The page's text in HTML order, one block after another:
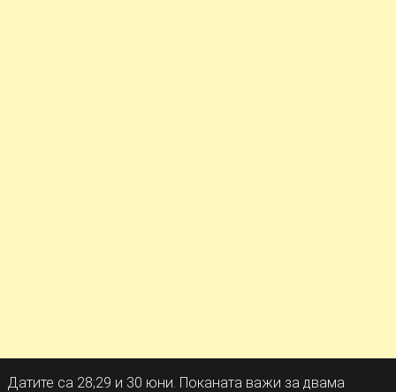
Датите са 28;29 и 30 юни. Поканата важи за двама